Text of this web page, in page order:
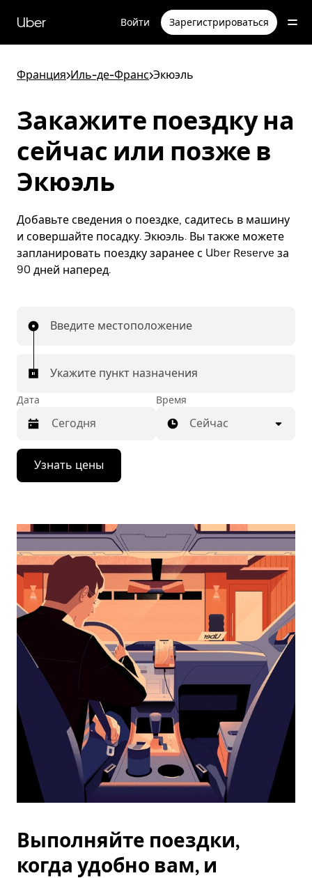
перейти
к
Uber Войти Зарегистрироваться
Франция>Иль-де-Франс>Экюэль
Закажите поездку на
сейчас или позже в
Экюэль
Добавьте сведения о поездке, садитесь в машину
и совершайте посадку. Экюэль. Вы также можете
запланировать поездку заранее с Uber Reserve за
90 дней наперед.
Введите местоположение
Укажите пункт назначения
Дата
Нажмите
стрелку
вниз,
календарю
выбрать
дату.
Чтобы
закрыть
календарь,
нажмите
Esc.
Время
Сейчас
Узнать цены
Выполняйте поездки,
когда удобно вам, и